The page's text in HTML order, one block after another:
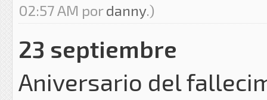
02:57 AM pordanny.)
23 septiembre
Aniversario del